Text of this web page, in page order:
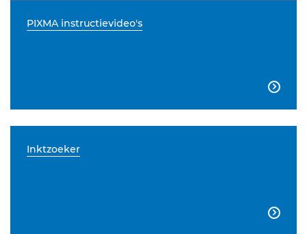
PIXMA instructievideo's

Inktzoeker
